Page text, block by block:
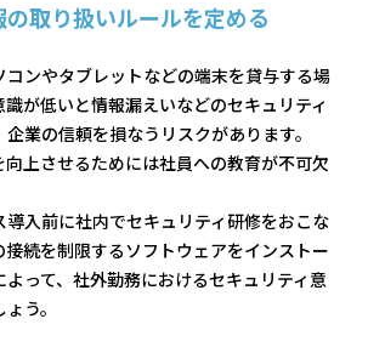
取り扱いルールを定める
ンやタブレットなどの端末を貸与する場
が低いと情報漏えいなどのセキュリティ
業の信頼を損なうリスクがあります。
上させるためには社員への教育が不可欠
入前に社内でセキュリティ研修をおこな
接続を制限するソフトウェアをインストー
って、社外勤務におけるセキュリティ意
う。